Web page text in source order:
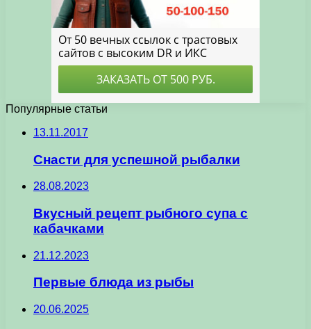
Популярные статьи
13.11.2017
Снасти для успешной рыбалки
28.08.2023
Вкусный рецепт рыбного супа с
кабачками
21.12.2023
Первые блюда из рыбы
20.06.2025